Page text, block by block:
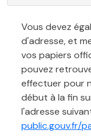
Vous devez
d'adresse, et
vos papiers
pouvez
effectuer pour
début à la fin
l'adresse
public.gouv.fr/